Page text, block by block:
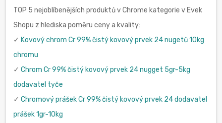
TOP 5 nejoblíbenějších produktů v Chrome kategorie v Evek
Shopu z hlediska poměru ceny a kvality:
✓ Kovový chrom Cr 99% čistý kovový prvek 24 nugetů 10kg
chromu
✓ Chrom Cr 99% čistý kovový prvek 24 nugget 5gr-5kg
dodavatel tyče
✓ Chromový prášek Cr 99% čistý kovový prvek 24 dodavatel
prášek 1gr-10kg